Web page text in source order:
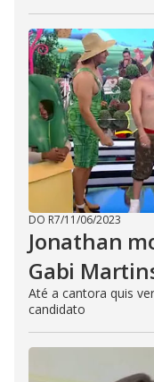
DO R7/11/06/2023
Jonathan
Gabi
Até a cantora quis
candidato